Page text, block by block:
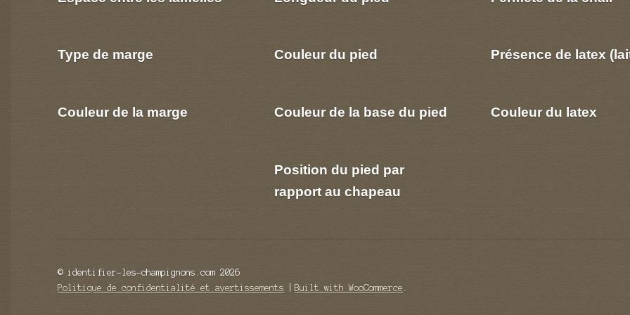
Type de marge
Couleur de la marge
Couleur du pied
Couleur de la base du pied
Position du pied par
rapport au chapeau
Présence de latex
Couleur du latex
© identifier-les-champignons.com 2026
Politique de confidentialité et avertissements
Built with WooCommerce